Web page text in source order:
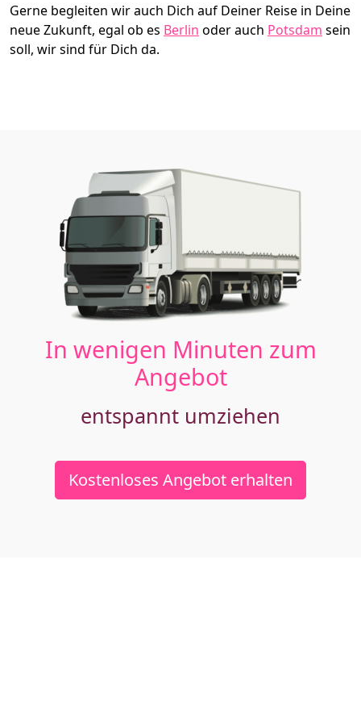
Gerne begleiten wir auch Dich auf Deiner Reise in Deine
neue Zukunft, egal ob es Berlin oder auch Potsdam sein
soll, wir sind für Dich da.
In wenigen Minuten zum
Angebot
entspannt umziehen
Kostenloses Angebot erhalten